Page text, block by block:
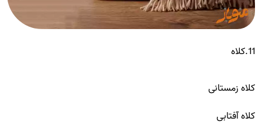
11.کلاه
کلاه زمستانی
کلاه آفتابی